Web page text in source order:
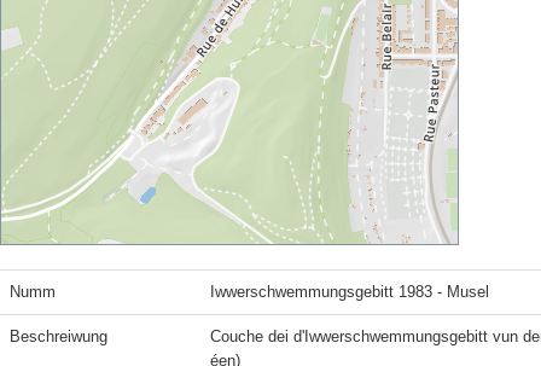
Numm Iwwerschwemmungsgebitt 1983 - Musel
Beschreiwung
Couche dei d'Iwwerschwemmungsgebitt vun
éen)